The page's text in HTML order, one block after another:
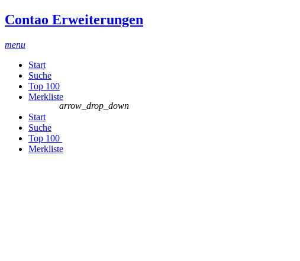
Contao Erweiterungen
menu
Start
Suche
Top 100
Merkliste
Start
Suche
Top 100
arrow_drop_down
Merkliste